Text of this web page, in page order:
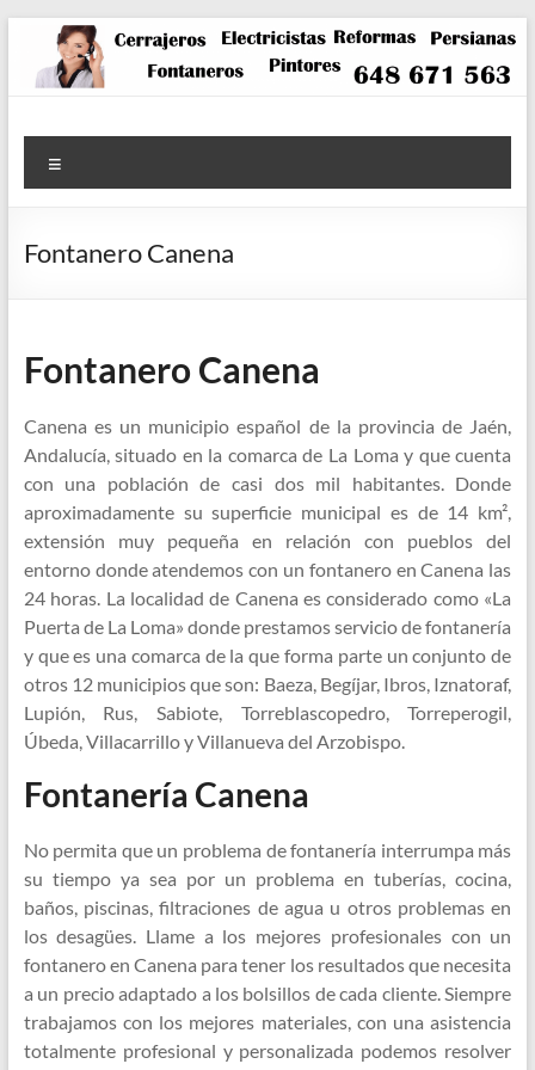
contenido
Fontanero Canena
Fontanero Canena
Canena es un municipio español de la provincia de Jaén,
Andalucía, situado en la comarca de La Loma y que cuenta
con una población de casi dos mil habitantes. Donde
aproximadamente su superficie municipal es de 14 km²,
extensión muy pequeña en relación con pueblos del
entorno donde atendemos con un fontanero en Canena las
24 horas. La localidad de Canena es considerado como «La
Puerta de La Loma» donde prestamos servicio de fontanería
y que es una comarca de la que forma parte un conjunto de
otros 12 municipios que son: Baeza, Begíjar, Ibros, Iznatoraf,
Lupión, Rus, Sabiote, Torreblascopedro, Torreperogil,
Úbeda, Villacarrillo y Villanueva del Arzobispo.
Fontanería Canena
No permita que un problema de fontanería interrumpa más
su tiempo ya sea por un problema en tuberías, cocina,
baños, piscinas, filtraciones de agua u otros problemas en
los desagües. Llame a los mejores profesionales con un
fontanero en Canena para tener los resultados que necesita
a un precio adaptado a los bolsillos de cada cliente. Siempre
trabajamos con los mejores materiales, con una asistencia
totalmente profesional y personalizada podemos resolver